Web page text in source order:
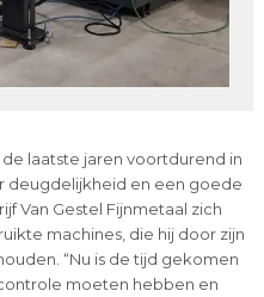
laatste jaren voortdurend in
deugdelijkheid en een goede
Van Gestel Fijnmetaal zich
machines, die hij door zijn
“Nu is de tijd gekomen
moeten hebben en